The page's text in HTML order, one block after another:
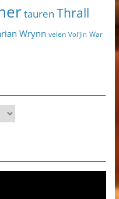
tauren Thrall
Wrynn velen Vol'jin War